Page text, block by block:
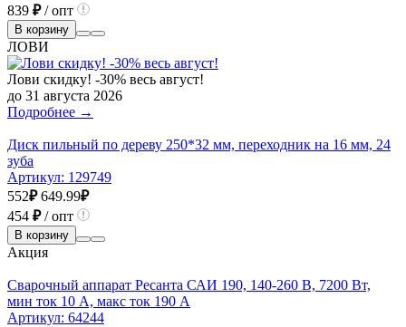
839 ₽/ опт
В корзину
ЛОВИ
Лови скидку! -30% весь август!
до 31 августа 2026
Подробнее →
Диск пильный по дереву 250*32 мм, переходник на 16 мм, 24
зуба
Артикул: 129749
552₽ 649.99₽
454 ₽/ опт
В корзину
Акция
Сварочный аппарат Ресанта САИ 190, 140-260 В, 7200 Вт,
мин ток 10 А, макс ток 190 А
Артикул: 64244